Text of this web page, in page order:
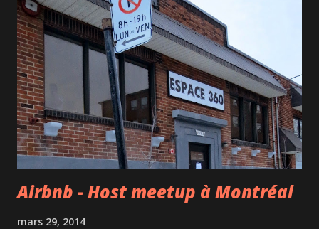
repas est servi par la famille vers 12h30, une fois que tous
les invités sont arrivés (regards assassins envers les
retardataires...). On profite de l'attraction de la cuisine
ouverte. Le repas peut commencer : betteraves délicieux
cretons oreilles de crisse juste un peu trop salées soupe
aux pois et fèves au...
Airbnb - Host meetup à Montréal
mars 29, 2014